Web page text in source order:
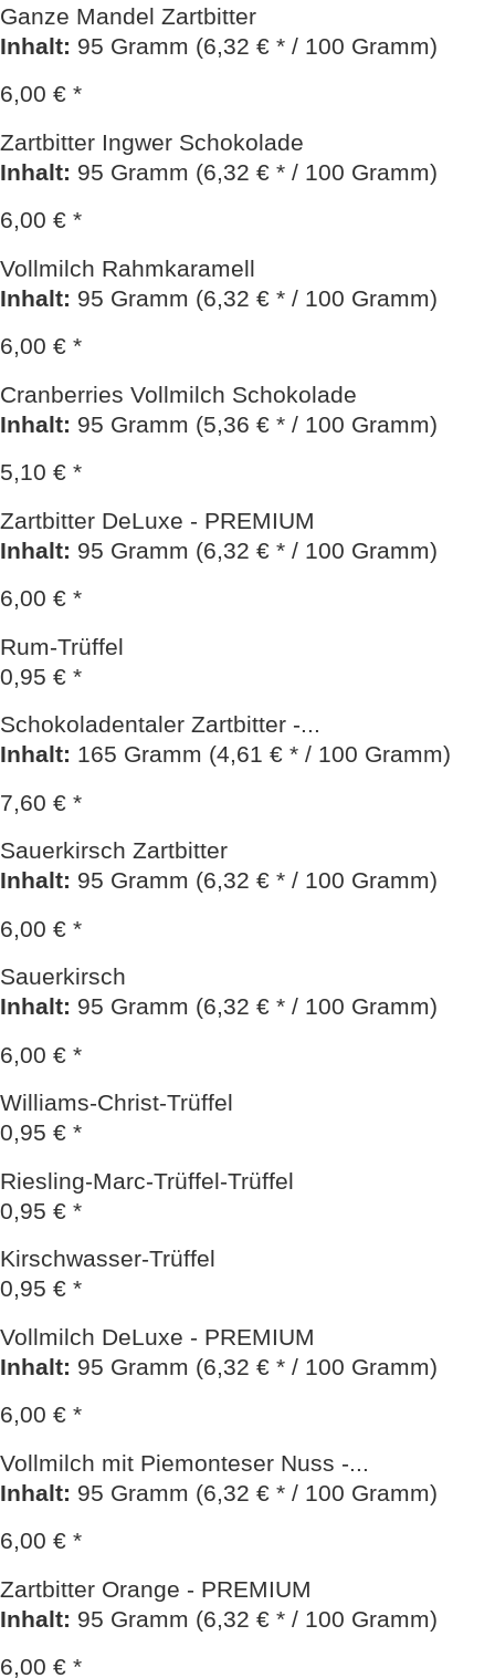
Ganze Mandel Zartbitter
Inhalt: 95 Gramm (6,32 € * / 100 Gramm)
6,00 € *
Zartbitter Ingwer Schokolade
Inhalt: 95 Gramm (6,32 € * / 100 Gramm)
6,00 € *
Vollmilch Rahmkaramell
Inhalt: 95 Gramm (6,32 € * / 100 Gramm)
6,00 € *
Cranberries Vollmilch Schokolade
Inhalt: 95 Gramm (5,36 € * / 100 Gramm)
5,10 € *
Zartbitter DeLuxe - PREMIUM
Inhalt: 95 Gramm (6,32 € * / 100 Gramm)
6,00 € *
Rum-Trüffel
0,95 € *
Schokoladentaler Zartbitter -...
Inhalt: 165 Gramm (4,61 € * / 100 Gramm)
7,60 € *
Sauerkirsch Zartbitter
Inhalt: 95 Gramm (6,32 € * / 100 Gramm)
6,00 € *
Sauerkirsch
Inhalt: 95 Gramm (6,32 € * / 100 Gramm)
6,00 € *
Williams-Christ-Trüffel
0,95 € *
Riesling-Marc-Trüffel-Trüffel
0,95 € *
Kirschwasser-Trüffel
0,95 € *
Vollmilch DeLuxe - PREMIUM
Inhalt: 95 Gramm (6,32 € * / 100 Gramm)
6,00 € *
Vollmilch mit Piemonteser Nuss -...
Inhalt: 95 Gramm (6,32 € * / 100 Gramm)
6,00 € *
Zartbitter Orange - PREMIUM
Inhalt: 95 Gramm (6,32 € * / 100 Gramm)
6,00 € *